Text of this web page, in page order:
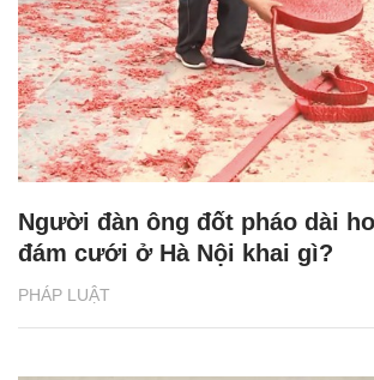
PHÁP LUẬT
Người đàn ông đốt pháo dài
đám cưới ở Hà Nội khai gì?